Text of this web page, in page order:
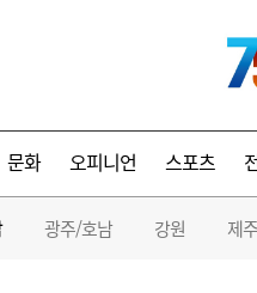
문화 오피니언 스포츠
광주/호남 강원 제주